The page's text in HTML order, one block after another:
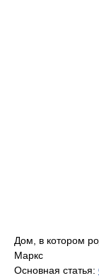
Дом, в котором
Маркс
Основная статья: